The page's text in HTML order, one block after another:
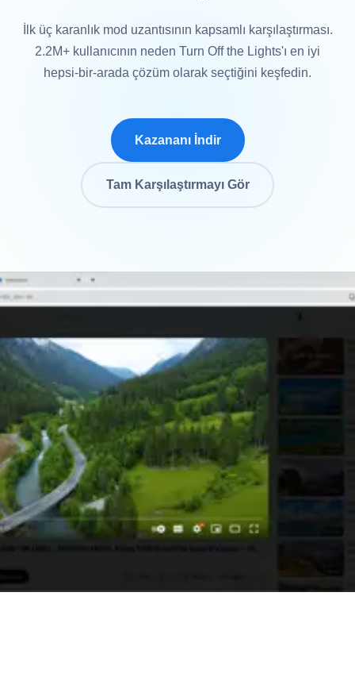
İlk üç karanlık mod uzantısının kapsamlı karşılaştırması.
2.2M+ kullanıcının neden Turn Off the Lights'ı en iyi
hepsi-bir-arada çözüm olarak seçtiğini keşfedin.
Kazananı İndir
Tam Karşılaştırmayı Gör